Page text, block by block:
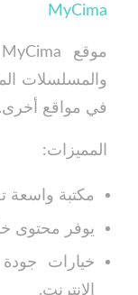
MyCima
والمسلسلات
في مواقع أخرى.
المميزات:
مكتبة واسعة
يوفر محتوى
خيارات
الإنترنت.